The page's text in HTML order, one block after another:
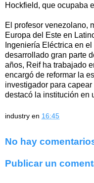
Hockfield, que ocupaba
El profesor venezolano,
Europa del Este en
Ingeniería Eléctrica en
desarrollado gran parte
años, Reif ha trabajado
encargó de reformar la
investigador para
destacó la institución en
industry en 16:45
No hay
Publicar un